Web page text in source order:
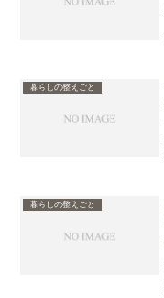
暮らしの整えごと
暮らしの整えごと